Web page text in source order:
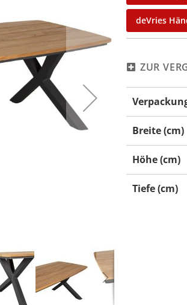
deVries
ZUR
Informationen
Breite (cm)
Höhe (cm)
Tiefe (cm)